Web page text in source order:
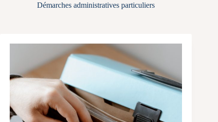
Démarches administratives particuliers